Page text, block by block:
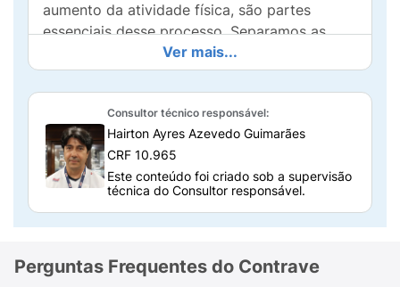
aumento da atividade física, são partes
essenciais desse processo. Separamos as
principais dúvidas sobre o uso desse remédio
para você ficar bem informado!
Para que serve Contrave?
Contrave (naltrexona + bupropiona) é
indicado para adultos com
30 kg/m²) ousobrepeso(IMC ≥ 27 kg/m²)
tipo 2, hipertensão ou colesterol alto, para
peso perdido a longo prazo. Deve ser usado
Ver mais...
Consultor técnico responsável:
Hairton Ayres Azevedo Guimarães
CRF 10.965
Este conteúdo foi criado sob a supervisão
técnica do Consultor responsável.
Perguntas Frequentes do Contrave